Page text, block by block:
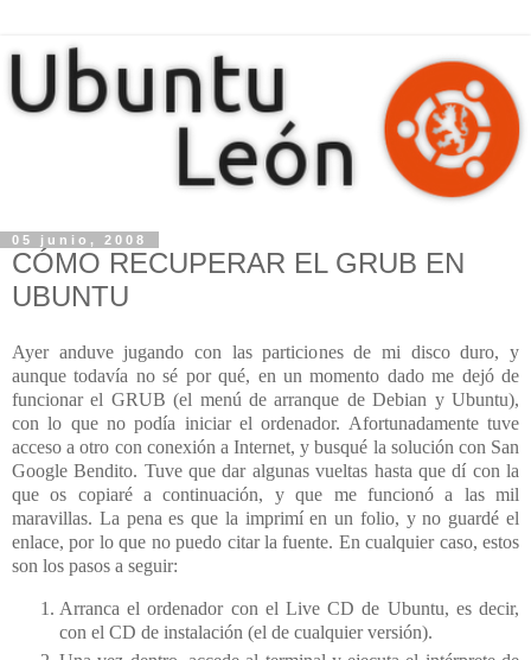
05 junio, 2008
CÓMO RECUPERAR EL GRUB EN
UBUNTU
Ayer anduve jugando con las particiones de mi disco duro, y
aunque todavía no sé por qué, en un momento dado me dejó de
funcionar el GRUB (el menú de arranque de Debian y Ubuntu),
con lo que no podía iniciar el ordenador. Afortunadamente tuve
acceso a otro con conexión a Internet, y busqué la solución con San
Google Bendito. Tuve que dar algunas vueltas hasta que dí con la
que os copiaré a continuación, y que me funcionó a las mil
maravillas. La pena es que la imprimí en un folio, y no guardé el
enlace, por lo que no puedo citar la fuente. En cualquier caso, estos
son los pasos a seguir:
Arranca el ordenador con el Live CD de Ubuntu, es decir,
con el CD de instalación (el de cualquier versión).